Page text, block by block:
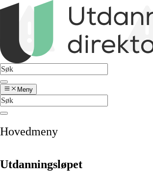
Meny
Hovedmeny
Utdanningsløpet